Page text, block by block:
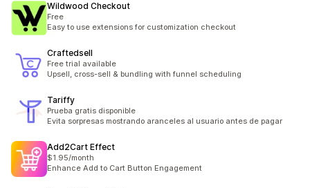
Wildwood Checkout
Free
Easy to use extensions for customization checkout
Craftedsell
Free trial available
Upsell, cross-sell & bundling with funnel scheduling
Tariffy
Prueba gratis disponible
Evita sorpresas mostrando aranceles al usuario antes de pagar
Add2Cart Effect
$1.95/month
Enhance Add to Cart Button Engagement